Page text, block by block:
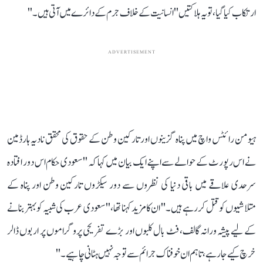
ارتکاب کیا گیا، تو یہ ہلاکتیں ''انسانیت کے خلاف جرم کے دائرے میں آتی ہیں۔''
ADVERTISEMENT
ہیومن رائٹس واچ میں پناہ گزینوں اور تارکین وطن کے حقوق کی محقق نادیہ ہارڈمین
نے اس رپورٹ کے حوالے سے اپنے ایک بیان میں کہا کہ ''سعودی حکام اس دور افتادہ
سرحدی علاقے میں باقی دنیا کی نظروں سے دور سیکڑوں تارکین وطن اور پناہ کے
متلاشیوں کو قتل کر رہے ہیں۔'' ان کا مزید کہنا تھا، ''سعودی عرب کی شبیہ کو بہتر بنانے
کے لیے پیشہ ورانہ گالف، فٹ بال کلبوں اور بڑے تفریحی پروگراموں پر اربوں ڈالر
خرچ کیے جار ہے، تاہم ان خوفناک جرائم سے توجہ نہیں ہٹانی چاہیے۔''